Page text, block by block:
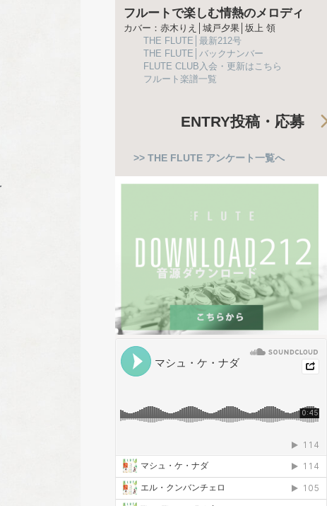
フルートで楽しむ情熱のメロディ
カバー：赤木りえ│城戸夕果│坂上 領
THE FLUTE│最新212号
THE FLUTE│バックナンバー
FLUTE CLUB入会・更新はこちら
フルート楽譜一覧
ENTRY投稿・応募
>> THE FLUTE アンケート一覧へ